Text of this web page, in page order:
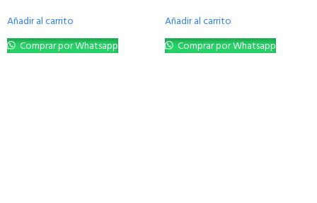
Añadir al carrito
Comprar por Whatsapp
Añadir al carrito
Comprar por Whatsapp